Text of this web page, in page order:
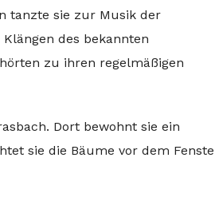
tanzte sie zur Musik der
des bekannten
zu ihren regelmäßigen
Dort bewohnt sie ein
sie die Bäume vor dem